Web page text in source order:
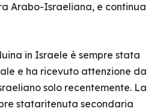
Arabo-Israeliana, e continua
in Israele è sempre stata
e ha ricevuto attenzione da
solo recentemente. La
stataritenuta secondaria